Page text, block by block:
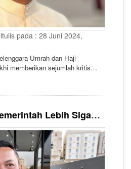
pada : 28 Juni 2024,
Umrah dan Haji
memberikan sejumlah kritis
haji 1445 H/2024 M.
Himpuh Minta Pemerintah Lebih Sigap Terkait Regulasi Haji Khusus